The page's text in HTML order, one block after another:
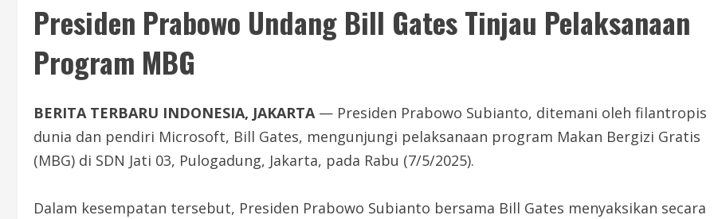
Presiden Prabowo Undang Bill Gates Tinjau Pelaksanaan
Program MBG
BERITA TERBARU INDONESIA, JAKARTA— Presiden Prabowo Subianto, ditemani oleh filantropis
dunia dan pendiri Microsoft, Bill Gates, mengunjungi pelaksanaan program Makan Bergizi Gratis
(MBG) di SDN Jati 03, Pulogadung, Jakarta, pada Rabu (7/5/2025).
Dalam kesempatan tersebut, Presiden Prabowo Subianto bersama Bill Gates menyaksikan secara